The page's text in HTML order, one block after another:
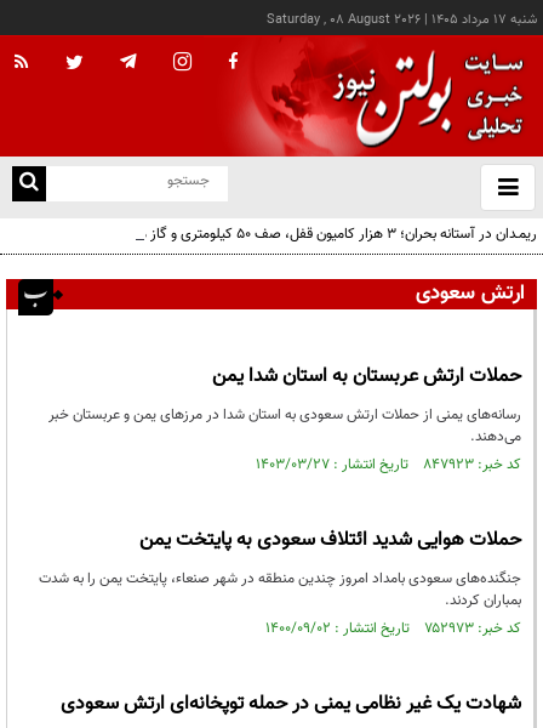
شنبه ۱۷ مرداد ۱۴۰۵ |
Saturday , 08 August 2026
باز
و
درجه!
ارتش سعودی
حملات ارتش عربستان به استان شدا یمن
رسانه‌های یمنی از حملات ارتش سعودی به استان شدا در مرزهای یمن و عربستان خبر
می‌دهند.
کد خبر: ۸۴۷۹۲۳ تاریخ انتشار : ۱۴۰۳/۰۳/۲۷
حملات هوایی شدید ائتلاف سعودی به پایتخت یمن
جنگنده‌های سعودی بامداد امروز چندین منطقه در شهر صنعاء، پایتخت یمن را به شدت
بمباران کردند.
کد خبر: ۷۵۲۹۷۳ تاریخ انتشار : ۱۴۰۰/۰۹/۰۲
شهادت یک غیر نظامی یمنی در حمله توپخانه‌ای ارتش سعودی